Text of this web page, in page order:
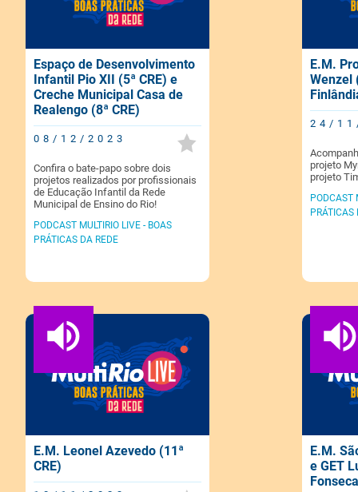
Espaço de Desenvolvimento
Infantil Pio XII (5ª CRE) e
Creche Municipal Casa de
Realengo (8ª CRE)
08/12/2023
Confira o bate-papo sobre dois
projetos realizados por profissionais
de Educação Infantil da Rede
Municipal de Ensino do Rio!
PODCAST MULTIRIO LIVE - BOAS
PRÁTICAS DA REDE
E.M.
Wenzel
24/
projeto
projeto
PODCAST
PRÁTICAS
E.M. Leonel Azevedo (11ª
CRE)
E.M.
e GET